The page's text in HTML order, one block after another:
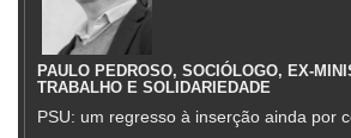
PAULO PEDROSO, SOCIÓLOGO, EX-
TRABALHO E SOLIDARIEDADE
PSU: um regresso à inserção ainda por